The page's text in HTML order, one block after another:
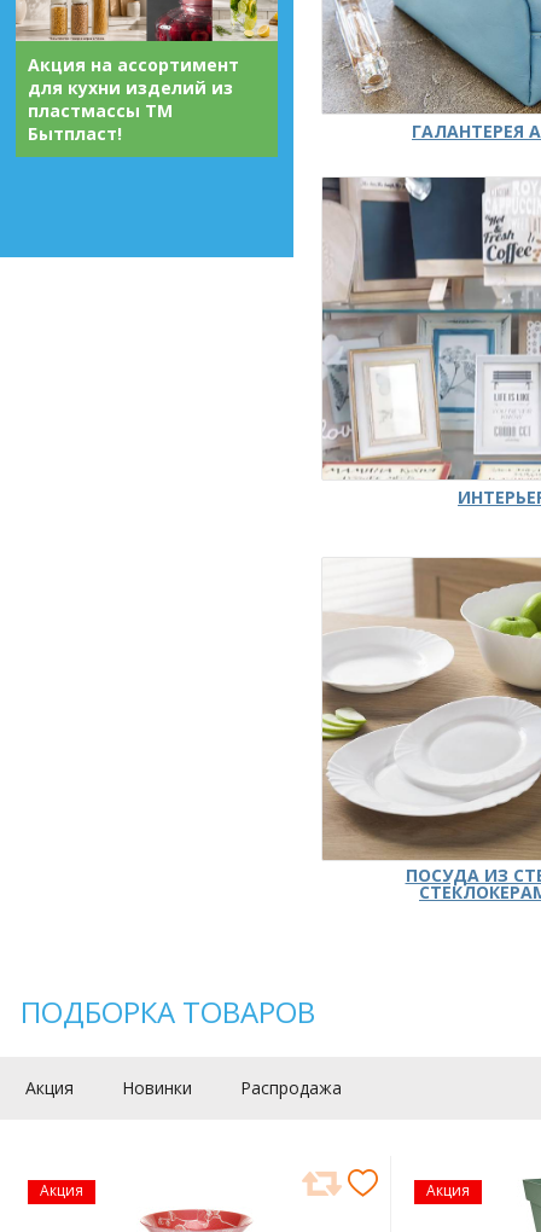
Акция на ассортимент
для кухни изделий из
пластмассы ТМ
Бытпласт!
ГАЛАНТЕРЕЯ
ПОСУДА ИЗ
ПОДБОРКА ТОВАРОВ
Акция Новинки Распродажа
Акция Акция